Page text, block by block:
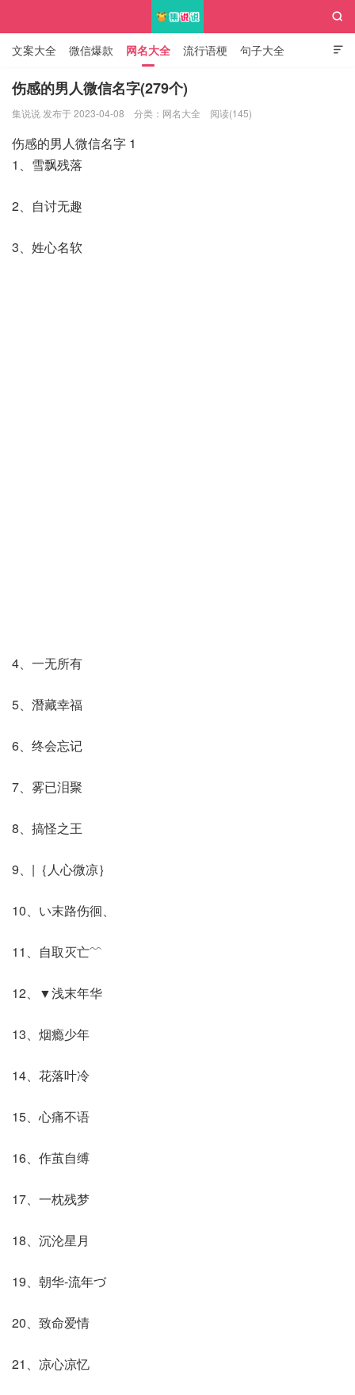

文案大全 微信爆款 网名大全 流行语梗 句子大全
知识大全

伤感的男人微信名字(279个)
集说说 发布于 2023-04-08 分类： 网名大全 阅读(145)
伤感的男人微信名字 1
1、雪飘残落
2、自讨无趣
3、姓心名软
4、一无所有
5、潛藏幸福
6、终会忘记
7、雾已泪聚
8、搞怪之王
9、|｛人心微凉｝
10、い末路伤徊、
11、自取灭亡﹌
12、▼浅末年华
13、烟瘾少年
14、花落叶冷
15、心痛不语
16、作茧自缚
17、一枕残梦
18、沉沦星月
19、朝华-流年づ
20、致命爱情
21、凉心凉忆